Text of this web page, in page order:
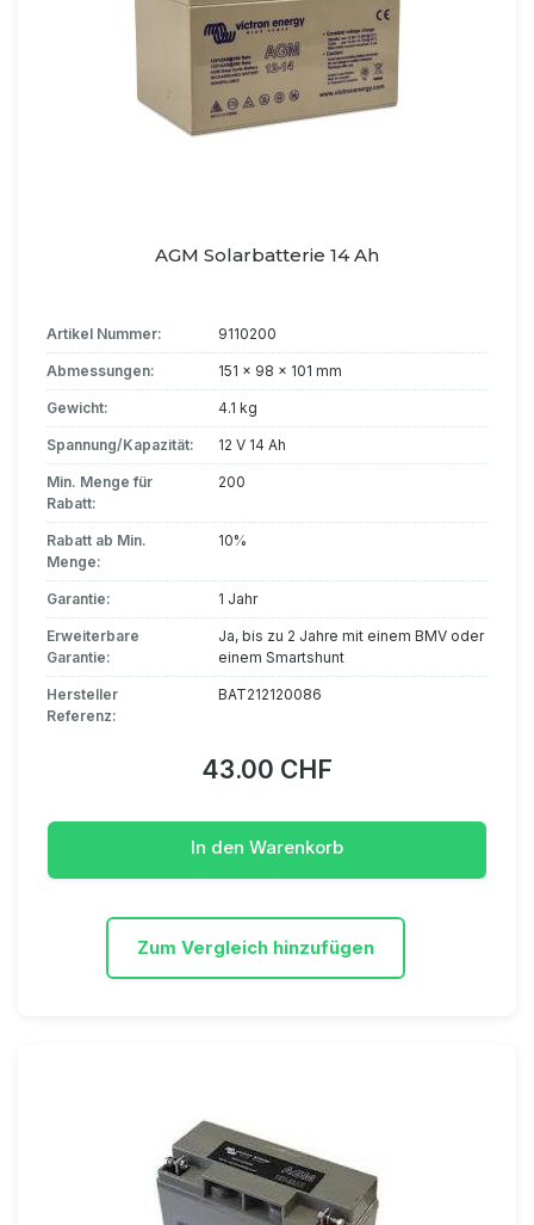
AGM Solarbatterie 14 Ah
Artikel Nummer: 9110200
Abmessungen: 151 x 98 x 101 mm
Gewicht: 4.1 kg
Spannung/Kapazität: 12 V 14 Ah
Min. Menge für
Rabatt:
200
Rabatt ab Min.
Menge:
10%
Garantie: 1 Jahr
Erweiterbare
Garantie:
Ja, bis zu 2 Jahre mit einem BMV oder
einem Smartshunt
Hersteller
Referenz:
BAT212120086
43.00 CHF
In den Warenkorb
Zum Vergleich hinzufügen